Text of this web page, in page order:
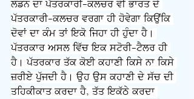
ਲੰਡਨ ਦਾ ਪੱਤਰਕਾਰੀ-ਕਲਚਰ ਵੀ ਭਾਰਤ ਦੇ
ਪੱਤਰਕਾਰੀ-ਕਲਚਰ ਵਰਗਾ ਹੀ ਹੋਵੇਗਾ ਕਿਉਂਕਿ
ਦੋਵਾਂ ਦਾ ਕੰਮ ਤਾਂ ਇਕੋ ਜਿਹਾ ਹੀ ਹੁੰਦਾ ਹੈ।
ਪੱਤਰਕਾਰ ਅਸਲ ਵਿੱਚ ਇਕ ਸਟੋਰੀ-ਟੈਲਰ ਹੀ
ਹੈ। ਪੱਤਰਕਾਰ ਤੱਕ ਕੋਈ ਕਹਾਣੀ ਕਿਸੇ ਨਾ ਕਿਸੇ
ਜ਼ਰੀਏ ਪੁੱਜਦੀ ਹੈ। ਉਹ ਉਸ ਕਹਾਣੀ ਦੇ ਸੱਚ ਦੀ
ਤਹਿਕੀਕਾਤ ਕਰਦਾ ਹੈ, ਤੱਤ ਇਕੱਠੇ ਕਰਦਾ